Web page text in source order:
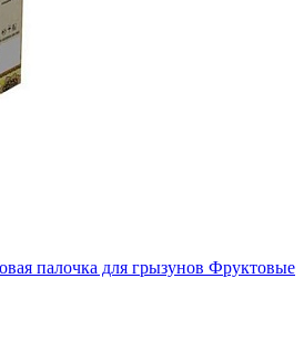
палочка для грызунов Фруктовые